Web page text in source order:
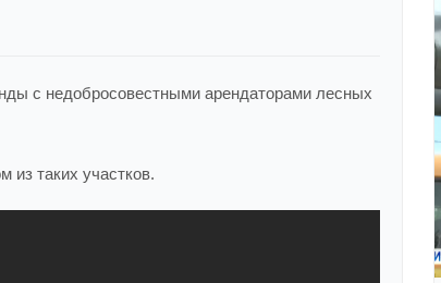
с недобросовестными арендаторами лесных
из таких участков.